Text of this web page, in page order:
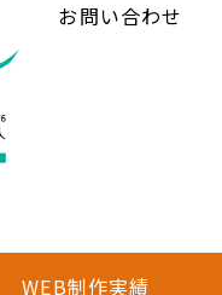
お問い合わせ
WEB制作実績